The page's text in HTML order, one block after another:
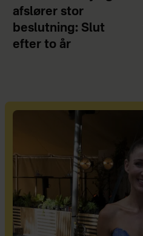
afslører stor
beslutning: Slut
efter to år